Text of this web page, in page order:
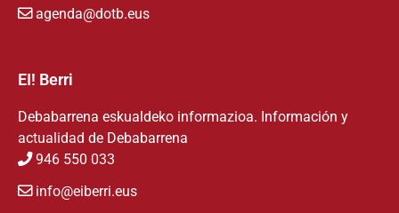
agenda@dotb.eus
EI! Berri
Debabarrena eskualdeko informazioa. Información y
actualidad de Debabarrena
946 550 033
info@eiberri.eus